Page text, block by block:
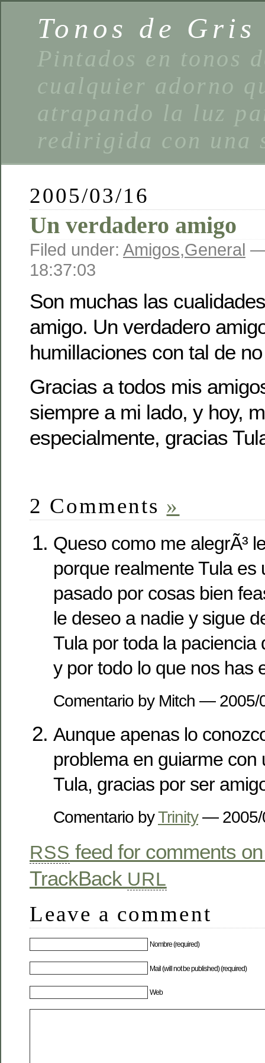
Tonos de Gris
Pintados en tonos
cualquier adorno
atrapando la luz
redirigida con una
2005/03/16
Un verdadero amigo
Filed under: Amigos,General —
18:37:03
Son muchas las
amigo. Un verdadero
humillaciones con tal de
Gracias a todos mis
siempre a mi lado, y hoy,
especialmente, gracias
2 Comments »
Queso como me alegrÃ³
porque realmente Tula es
pasado por cosas bien
le deseo a nadie y sigue
Tula por toda la paciencia
y por todo lo que nos has
Comentario by Mitch —
Aunque apenas lo
problema en guiarme
Tula, gracias por ser
Comentario byTrinity— 2005/
RSS feed for comments
TrackBack URL
Leave a comment
Nombre (required)
Mail (will not be published) (required)
Web